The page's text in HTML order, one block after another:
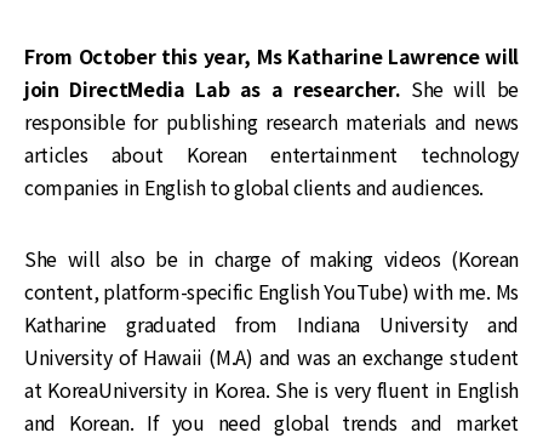
From October this year, Ms Katharine Lawrence will
join DirectMedia Lab as a researcher. She will be
responsible for publishing research materials and news
articles about Korean entertainment technology
companies in English to global clients and audiences.
She will also be in charge of making videos (Korean
content, platform-specific English YouTube) with me. Ms
Katharine graduated from Indiana University and
University of Hawaii (M.A) and was an exchange student
at KoreaUniversity in Korea. She is very fluent in English
and Korean. If you need global trends and market